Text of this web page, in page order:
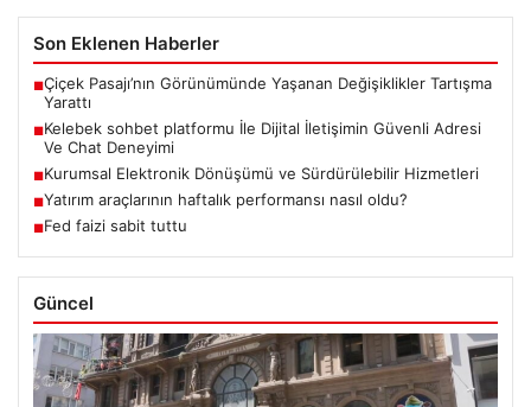
Son Eklenen Haberler
■Çiçek Pasajı’nın Görünümünde Yaşanan Değişiklikler Tartışma
Yarattı
■Kelebek sohbet platformu İle Dijital İletişimin Güvenli Adresi
Ve Chat Deneyimi
■Kurumsal Elektronik Dönüşümü ve Sürdürülebilir Hizmetleri
■Yatırım araçlarının haftalık performansı nasıl oldu?
■Fed faizi sabit tuttu
Güncel